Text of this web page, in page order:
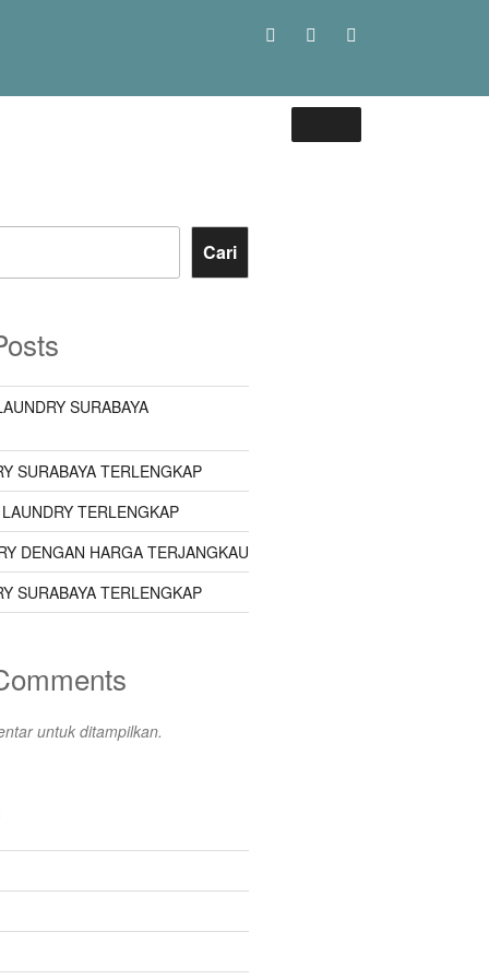
Cari
SURABAYA
SURABAYA TERLENGKAP
TERLENGKAP
DENGAN HARGA TERJANGKAU
SURABAYA TERLENGKAP
untuk ditampilkan.